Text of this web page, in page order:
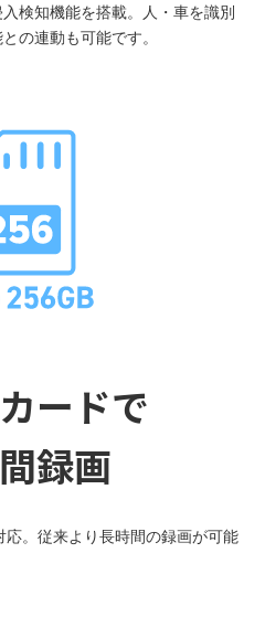
検知機能を搭載。人・車を識別
の連動も可能です。
ードで
録画
。従来より長時間の録画が可能